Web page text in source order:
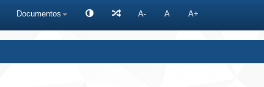
Documentos A- A A+